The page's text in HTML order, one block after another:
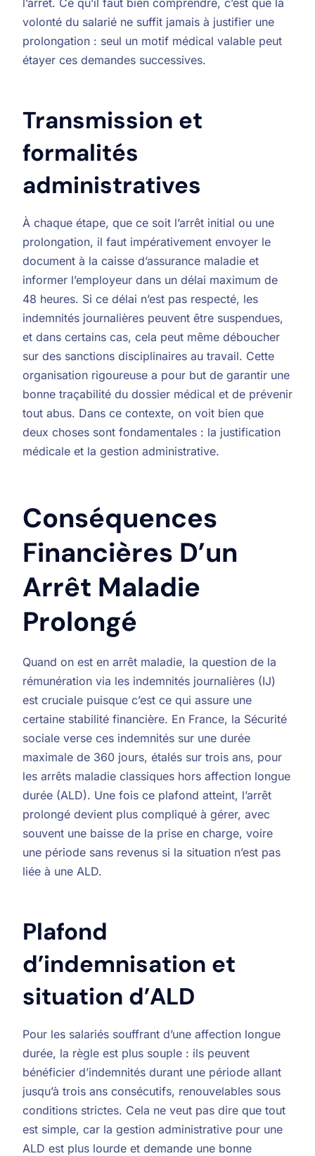
volonté du salarié ne suffit jamais à justifier une
prolongation : seul un motif médical valable peut
étayer ces demandes successives.
Transmission et
formalités
administratives
À chaque étape, que ce soit l’arrêt initial ou une
prolongation, il faut impérativement envoyer le
document à la caisse d’assurance maladie et
informer l’employeur dans un délai maximum de
48 heures. Si ce délai n’est pas respecté, les
indemnités journalières peuvent être suspendues,
et dans certains cas, cela peut même déboucher
sur des sanctions disciplinaires au travail. Cette
organisation rigoureuse a pour but de garantir une
bonne traçabilité du dossier médical et de prévenir
tout abus. Dans ce contexte, on voit bien que
deux choses sont fondamentales : la justification
médicale et la gestion administrative.
Conséquences
Financières D’un
Arrêt Maladie
Prolongé
Quand on est en arrêt maladie, la question de la
rémunération via les indemnités journalières (IJ)
est cruciale puisque c’est ce qui assure une
certaine stabilité financière. En France, la Sécurité
sociale verse ces indemnités sur une durée
maximale de 360 jours, étalés sur trois ans, pour
les arrêts maladie classiques hors affection longue
durée (ALD). Une fois ce plafond atteint, l’arrêt
prolongé devient plus compliqué à gérer, avec
souvent une baisse de la prise en charge, voire
une période sans revenus si la situation n’est pas
liée à une ALD.
Plafond
d’indemnisation et
situation d’ALD
Pour les salariés souffrant d’une affection longue
durée, la règle est plus souple : ils peuvent
bénéficier d’indemnités durant une période allant
jusqu’à trois ans consécutifs, renouvelables sous
conditions strictes. Cela ne veut pas dire que tout
est simple, car la gestion administrative pour une
ALD est plus lourde et demande une bonne